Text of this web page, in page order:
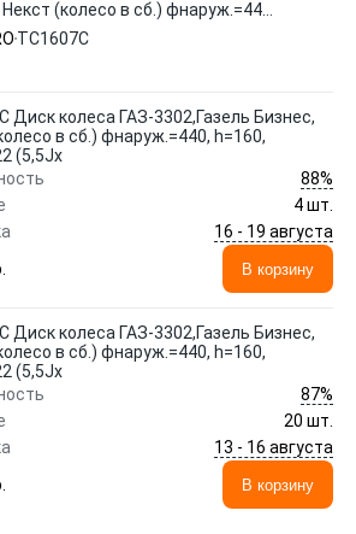
(колесо в сб.) фнаруж.=440,
(5,5Jх ASTERRO
TC1607С
Диск колеса ГАЗ-3302,Газель Бизнес,
в сб.) фнаруж.=440, h=160,
(5,5Jх
88%
4 шт.
16 - 19 августа
В корзину
Диск колеса ГАЗ-3302,Газель Бизнес,
в сб.) фнаруж.=440, h=160,
(5,5Jх
87%
20 шт.
13 - 16 августа
В корзину